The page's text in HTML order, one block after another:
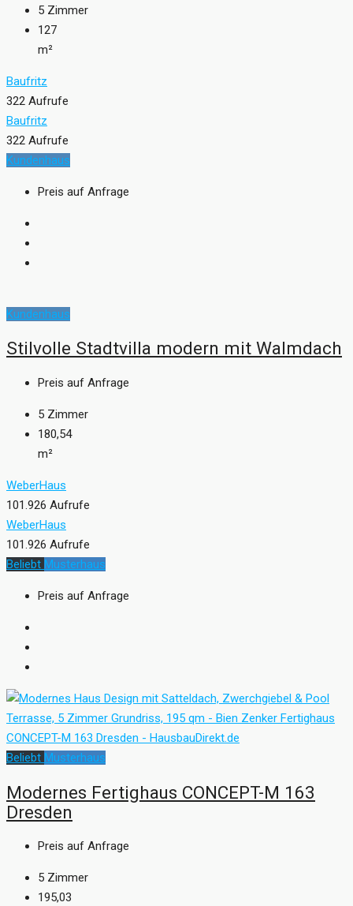
5 Zimmer
127
m²
Baufritz
322 Aufrufe
Baufritz
322 Aufrufe
Kundenhaus
Preis auf Anfrage
Kundenhaus
Stilvolle Stadtvilla modern mit Walmdach
Preis auf Anfrage
5 Zimmer
180,54
m²
WeberHaus
101.926 Aufrufe
WeberHaus
101.926 Aufrufe
Beliebt Musterhaus
Preis auf Anfrage
Beliebt Musterhaus
Modernes Fertighaus CONCEPT-M 163
Dresden
Preis auf Anfrage
5 Zimmer
195,03